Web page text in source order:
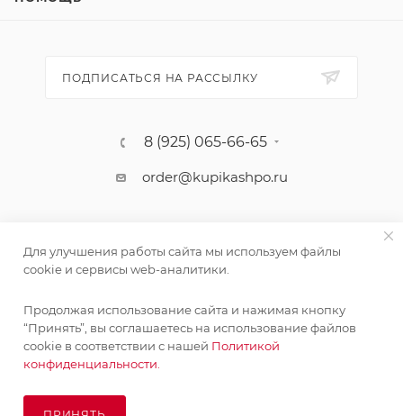
ПОДПИСАТЬСЯ НА РАССЫЛКУ
8 (925) 065-66-65
order@kupikashpo.ru
©КупиКашпо 2017-2026
Для улучшения работы сайта мы используем файлы
cookie и сервисы web-аналитики.
Продолжая использование сайта и нажимая кнопку
“Принять”, вы соглашаетесь на использование файлов
cookie в соответствии с нашей Политикой
конфиденциальности.